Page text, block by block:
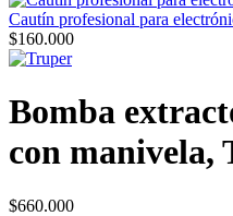
Cautín profesional para
$160.000
Bomba
con manivela,
$660.000